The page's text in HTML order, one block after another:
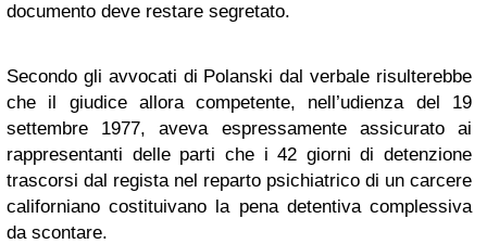
documento deve restare segretato.
Secondo gli avvocati di Polanski dal verbale risulterebbe
che il giudice allora competente, nell’udienza del 19
settembre 1977, aveva espressamente assicurato ai
rappresentanti delle parti che i 42 giorni di detenzione
trascorsi dal regista nel reparto psichiatrico di un carcere
californiano costituivano la pena detentiva complessiva
da scontare.